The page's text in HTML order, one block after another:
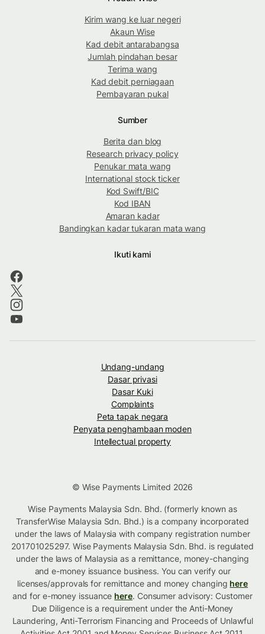
Kirim wang ke luar negeri
Akaun Wise
Kad debit antarabangsa
Jumlah pindahan besar
Terima wang
Kad debit perniagaan
Pembayaran pukal
Sumber
Berita dan blog
Research privacy policy
Penukar mata wang
International stock ticker
Kod Swift/BIC
Kod IBAN
Amaran kadar
Bandingkan kadar tukaran mata wang
Ikuti kami
Undang-undang
Dasar privasi
Dasar Kuki
Complaints
Peta tapak negara
Penyata penghambaan moden
Intellectual property
© Wise Payments Limited 2026
Wise Payments Malaysia Sdn. Bhd. (formerly known as
TransferWise Malaysia Sdn. Bhd.) is a company incorporated
under the laws of Malaysia with company registration number
201701025297. Wise Payments Malaysia Sdn. Bhd. is regulated
under the laws of Malaysia as a remittance, money-changing
and e-money issuance business. You can verify our
licenses/approvals for remittance and money changing here
and for e-money issuance here. Consumer advisory: Customer
Due Diligence is a requirement under the Anti-Money
Laundering, Anti-Terrorism Financing and Proceeds of Unlawful